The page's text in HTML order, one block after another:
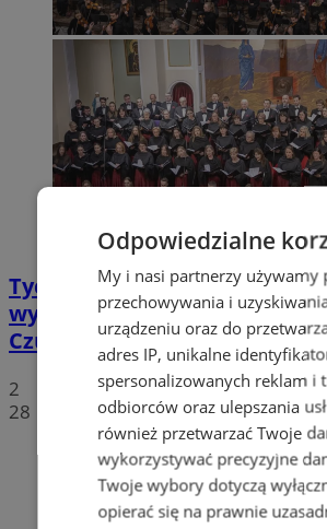
Tychy: Koncert chóralny
wyjątkowe wydarzenie
Czułowie
2
28
Odpowiedzialne
My i nasi partnerzy
przechowywania i
urządzeniu oraz do
adres IP, unikalne
spersonalizowanych reklam i
odbiorców oraz ulepszania
również przetwarzać Twoje
wykorzystywać precyzyjne
Twoje wybory dotyczą
opierać się na prawnie